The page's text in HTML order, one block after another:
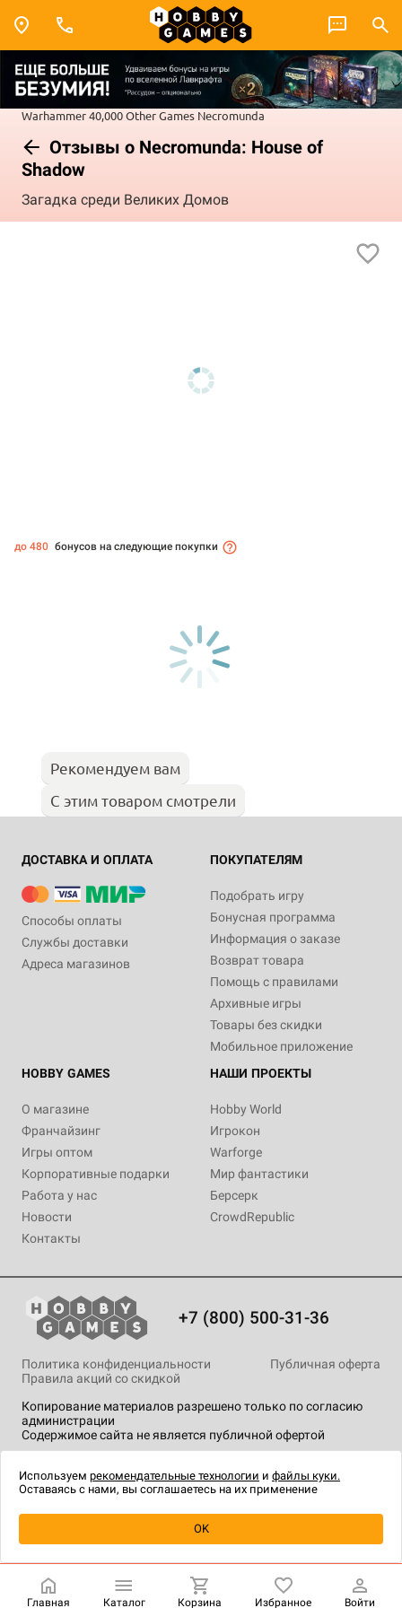
Warhammer 40,000Other Games Necromunda
Отзывы о Necromunda: House of
Shadow
Загадка среди Великих Домов
Уведомить о наличии
до 480 бонусов на следующие покупки
Рекомендуем вам
С этим товаром смотрели
ДОСТАВКА И ОПЛАТА
Способы оплаты
Службы доставки
Адреса магазинов
ПОКУПАТЕЛЯМ
Подобрать игру
Бонусная программа
Информация о заказе
Возврат товара
Помощь с правилами
Архивные игры
Товары без скидки
Мобильное приложение
HOBBY GAMES
О магазине
Франчайзинг
Игры оптом
Корпоративные подарки
Работа у нас
Новости
Контакты
НАШИ ПРОЕКТЫ
Hobby World
Игрокон
Warforge
Мир фантастики
Берсерк
CrowdRepublic
+7 (800) 500-31-36
Копирование материалов разрешено только по согласию
администрации
Содержимое сайта не является публичной офертой
Политика конфиденциальности
Публичная оферта
Правила акций со скидкой
технологии.
Главная Каталог Корзина Избранное Войти
Используем рекомендательные технологии и файлы куки.
Оставаясь с нами, вы соглашаетесь на их применение
OK